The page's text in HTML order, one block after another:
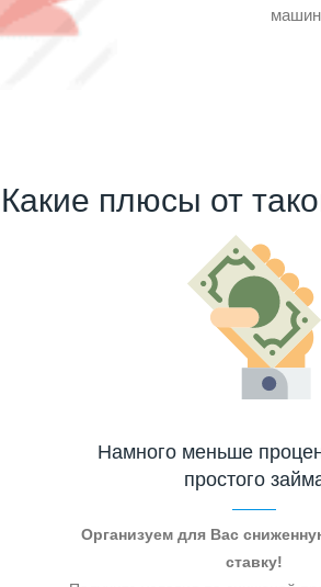
Какие плюсы от
Намного меньше
простого
Организуем для Вас
ставку!